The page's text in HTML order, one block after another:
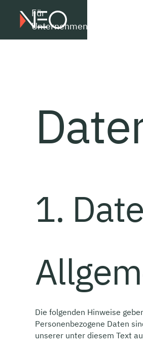
Für
Unternehmen
1.
Die folgenden Hinweise
Personenbezogene Daten
unserer unter diesem Text